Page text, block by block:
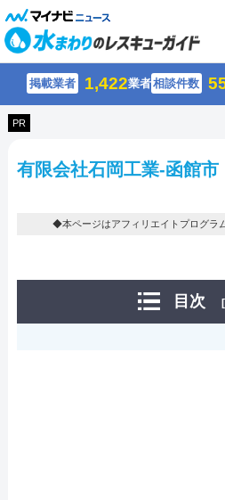
掲載業者 1,422業者相談件数
PR
有限会社石岡工業-函館市
◆本ページはアフィリエイトプログラ
目次